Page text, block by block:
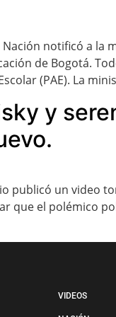
Nación notificó a
de Bogotá.
(PAE). La
y
publicó un video
que el polémico
VIDEOS